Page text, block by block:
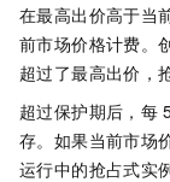
在最高出价高于当
前市场价格计费。
超过了最高出价，
超过保护期后，每
存。如果当前市场
运行中的抢占式实